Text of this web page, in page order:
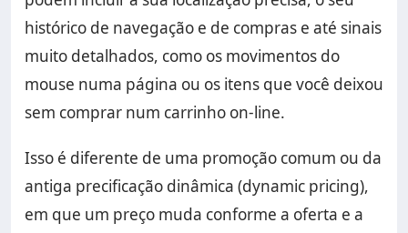
histórico de navegação e de compras e até sinais
muito detalhados, como os movimentos do
mouse numa página ou os itens que você deixou
sem comprar num carrinho on-line.
Isso é diferente de uma promoção comum ou da
antiga precificação dinâmica (dynamic pricing),
em que um preço muda conforme a oferta e a